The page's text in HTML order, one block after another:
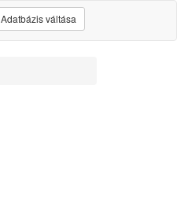
Adatbázis váltása